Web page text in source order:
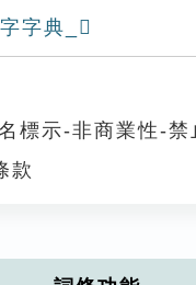
字典_𧴚
標示-非商業性-禁
款